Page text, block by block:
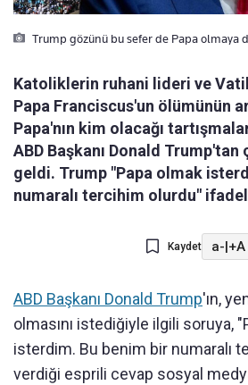
Trump gözünü bu sefer de Papa olmaya
Katoliklerin ruhani lideri ve
Papa Franciscus'un ölümünün
Papa'nın kim olacağı
ABD Başkanı Donald Trump'tan
geldi. Trump "Papa olmak
numaralı tercihim olurdu"
Kaydet a-|+A
ABD Başkanı Donald Trump'ın,
olmasını istediğiyle ilgili soruya,
isterdim. Bu benim bir numaralı
verdiği esprili cevap sosyal